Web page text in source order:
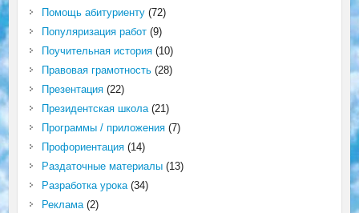
Помощь абитуриенту(72)
Популяризация работ(9)
Поучительная история(10)
Правовая грамотность(28)
Презентация(22)
Президентская школа(21)
Программы / приложения(7)
Профориентация(14)
Раздаточные материалы(13)
Разработка урока(34)
Реклама(2)